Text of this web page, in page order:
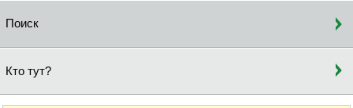
Поиск
Кто тут?